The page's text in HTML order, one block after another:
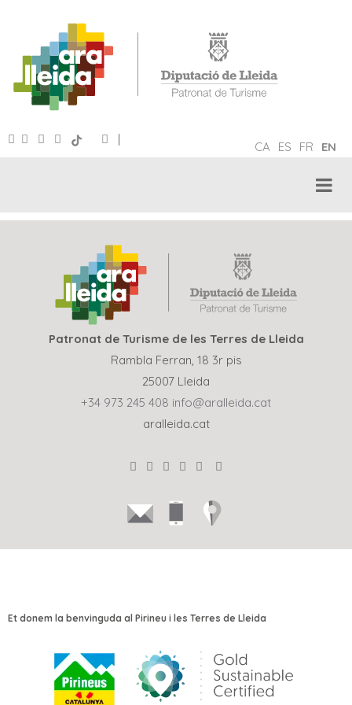
CA ES FR EN
|
Patronat de Turisme de les Terres de Lleida
Rambla Ferran, 18 3r pis
25007 Lleida
+34 973 245 408 info@aralleida.cat
aralleida.cat
Et donem la benvinguda al Pirineu i les Terres de Lleida